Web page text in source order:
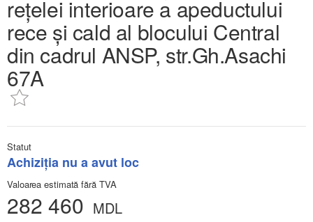
rețelei interioare a apeductului
rece și cald al blocului Central
din cadrul ANSP, str.Gh.Asachi
67A
Statut
Achiziţia nu a avut loc
Valoarea estimată fără TVA
282 460 MDL